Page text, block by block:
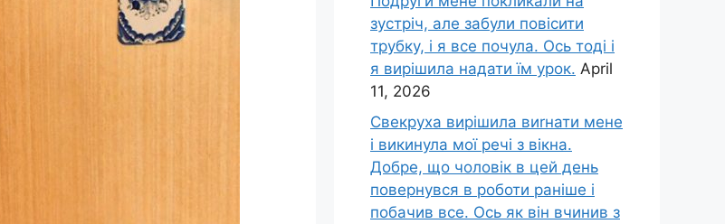
зустріч, але забули повісити
трубку, і я все почула. Ось тоді і
я вирішила надати їм урок. April
11, 2026
Свекруха вирішила виrнати мене
і викинула мої речі з вікна.
Добре, що чоловік в цей день
повернувся в роботи раніше і
побачив все. Ось як він вчинив з